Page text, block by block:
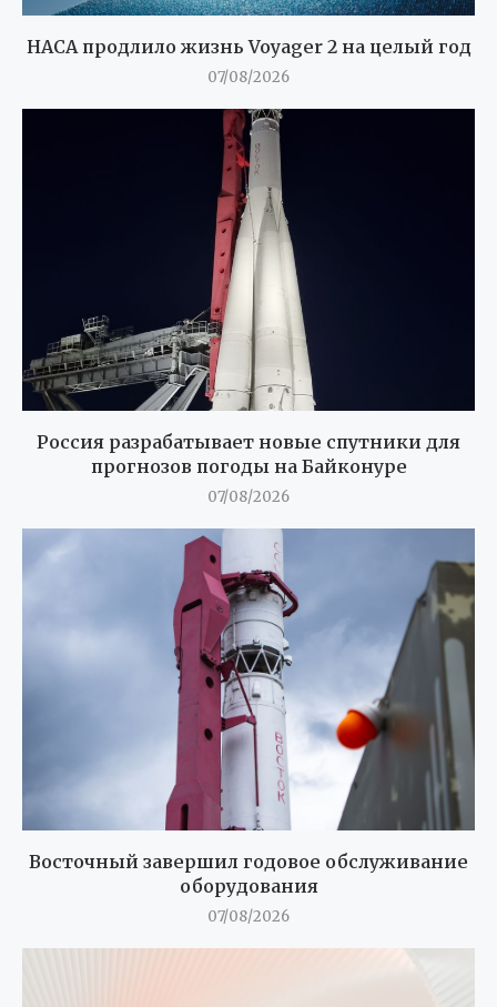
НАСА продлило жизнь Voyager 2 на целый год
07/08/2026
Россия разрабатывает новые спутники для
прогнозов погоды на Байконуре
07/08/2026
Восточный завершил годовое обслуживание
оборудования
07/08/2026